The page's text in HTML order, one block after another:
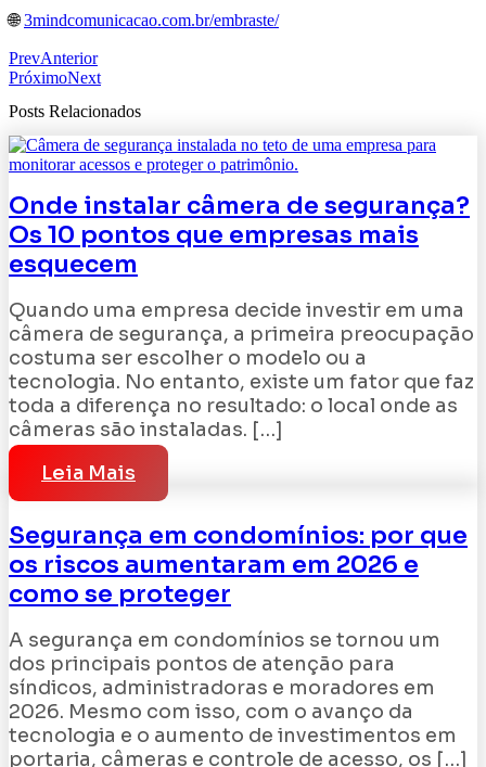
🌐3mindcomunicacao.com.br/embraste/
PrevAnterior
PróximoNext
Posts Relacionados
Onde instalar câmera de segurança?
Os 10 pontos que empresas mais
esquecem
Quando uma empresa decide investir em uma
câmera de segurança, a primeira preocupação
costuma ser escolher o modelo ou a
tecnologia. No entanto, existe um fator que faz
toda a diferença no resultado: o local onde as
câmeras são instaladas. […]
Leia Mais
Segurança em condomínios: por que
os riscos aumentaram em 2026 e
como se proteger
A segurança em condomínios se tornou um
dos principais pontos de atenção para
síndicos, administradoras e moradores em
2026. Mesmo com isso, com o avanço da
tecnologia e o aumento de investimentos em
portaria, câmeras e controle de acesso, os […]